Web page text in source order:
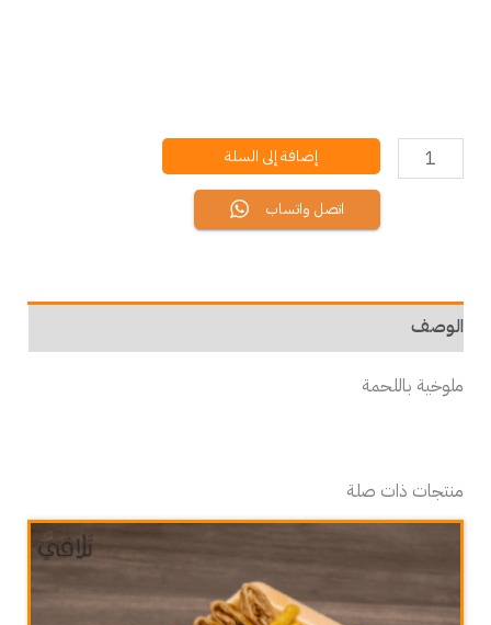
إضافة إلى السلة
اتصل واتساب
الوصف
ملوخية باللحمة
منتجات ذات صلة